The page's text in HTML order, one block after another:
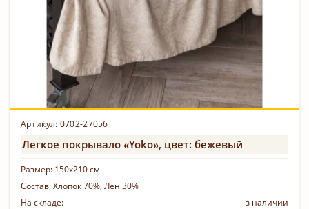
Артикул: 0702-27056
Легкое покрывало «Yoko», цвет: бежевый
Размер: 150х210 см
Состав:Хлопок 70%, Лен 30%
На складе:
в наличии